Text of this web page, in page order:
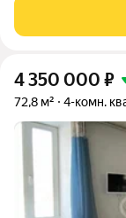
Штеменко,
площадь: 49,42
4 350 000 ₽
72,8 м² 4-комн.